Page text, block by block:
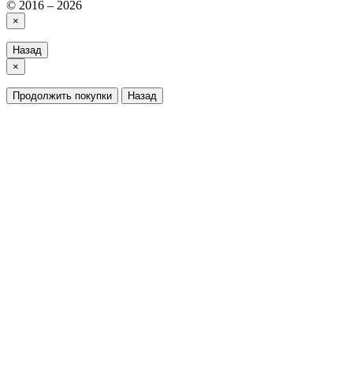
© 2016 – 2026
×
Назад
×
Продолжить покупки Назад